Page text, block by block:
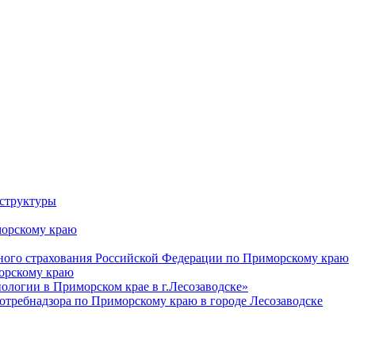
краю
страхования Российской Федерации по Приморскому краю
краю
в Приморском крае в г.Лесозаводске»
по Приморскому краю в городе Лесозаводске